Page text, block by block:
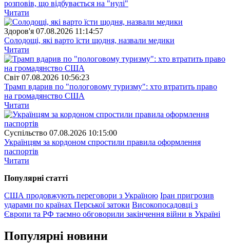
розповів, що відбувається на "нулі"
Читати
Здоров'я 07.08.2026 11:14:57
Солодощі, які варто їсти щодня, назвали медики
Читати
Свiт 07.08.2026 10:56:23
Трамп вдарив по "пологовому туризму": хто втратить право
на громадянство США
Читати
Суспiльство 07.08.2026 10:15:00
Українцям за кордоном спростили правила оформлення
паспортів
Читати
Популярнi статтi
США продовжують переговори з Україною Іран пригрозив
ударами по країнах Перської затоки Високопосадовці з
Європи та РФ таємно обговорили закінчення війни в Україні
Популярнi новини